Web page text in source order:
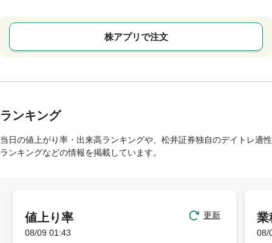
株アプリで注文
ランキング
当日の値上がり率・出来高ランキングや、松井証券独自のデイトレ適性
ランキングなどの情報を掲載しています。